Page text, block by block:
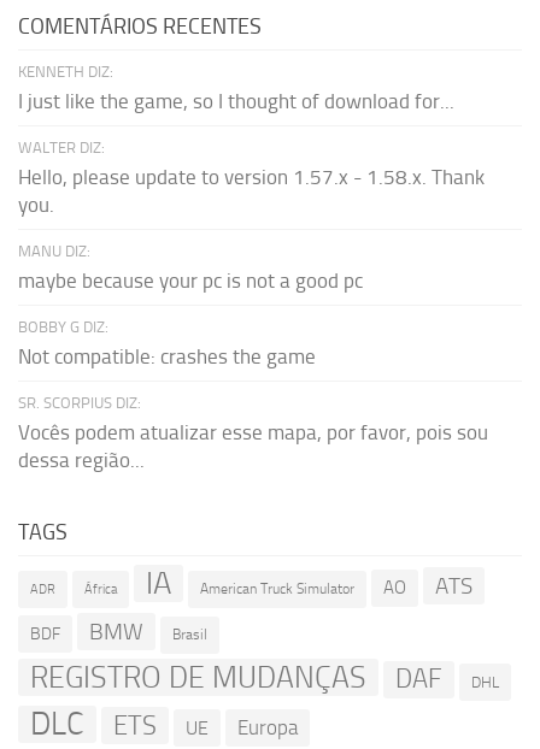
COMENTÁRIOS RECENTES
KENNETH DIZ:
I just like the game, so I thought of download for...
WALTER DIZ:
Hello, please update to version 1.57.x - 1.58.x. Thank
you.
MANU DIZ:
maybe because your pc is not a good pc
BOBBY G DIZ:
Not compatible: crashes the game
SR. SCORPIUS DIZ:
Vocês podem atualizar esse mapa, por favor, pois sou
dessa região...
TAGS
ADR África IA American Truck Simulator AO ATS
BDF BMW Brasil
REGISTRO DE MUDANÇAS DAF DHL
DLC ETS UE Europa